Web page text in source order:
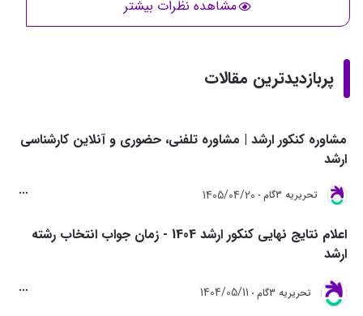
مشاهده نظرات بیشتر
پربازدیدترین مقالات
مشاوره کنکور ارشد | مشاوره تلفنی، حضوری و آنلاین کارشناسی
ارشد
تحريريه 3گام 1405/04/20
اعلام نتایج نهایی کنکور ارشد 1404 - زمان جواب انتخاب رشته
ارشد
تحريريه 3گام 1404/05/11